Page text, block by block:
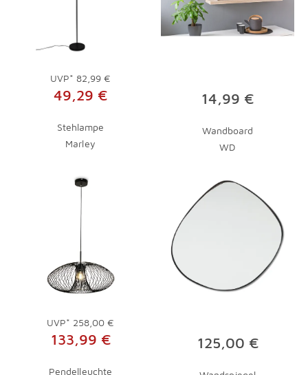
UVP* 82,99 €
49,29 €
Stehlampe
Marley
14,99 €
Wandboard
WD
UVP* 258,00 €
133,99 €
Pendelleuchte
125,00 €